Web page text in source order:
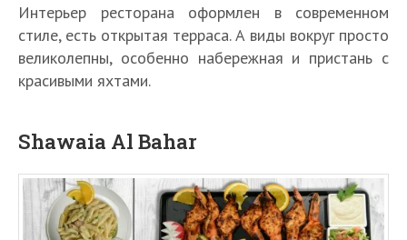
Интерьер ресторана оформлен в современном
стиле, есть открытая терраса. А виды вокруг просто
великолепны, особенно набережная и пристань с
красивыми яхтами.
Shawaia Al Bahar